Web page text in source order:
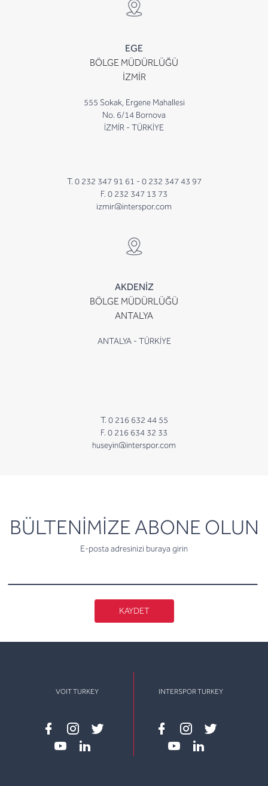
EGE
BÖLGE MÜDÜRLÜĞÜ
İZMİR
555 Sokak, Ergene Mahallesi
No. 6/14 Bornova
İZMİR - TÜRKİYE
T. 0 232 347 91 61 - 0 232 347 43 97
F. 0 232 347 13 73
izmir@interspor.com
AKDENİZ
BÖLGE MÜDÜRLÜĞÜ
ANTALYA
ANTALYA - TÜRKİYE
T. 0 216 632 44 55
F. 0 216 634 32 33
huseyin@interspor.com
BÜLTENİMİZE ABONE OLUN
E-posta adresinizi buraya girin
newsletter
KAYDET
VOIT TURKEY
Facebook
instagram
twitter
INTERSPOR TURKEY
Facebook
instagram
twitter